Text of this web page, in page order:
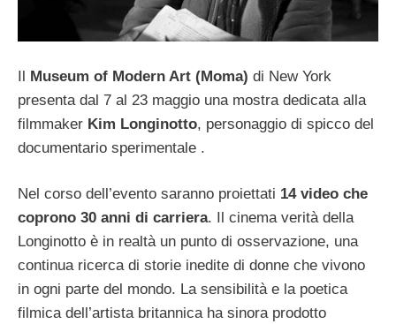
Il Museum of Modern Art (Moma) di New York
presenta dal 7 al 23 maggio una mostra dedicata alla
filmmaker Kim Longinotto, personaggio di spicco del
documentario sperimentale .
Nel corso dell’evento saranno proiettati 14 video che
coprono 30 anni di carriera. Il cinema verità della
Longinotto è in realtà un punto di osservazione, una
continua ricerca di storie inedite di donne che vivono
in ogni parte del mondo. La sensibilità e la poetica
filmica dell’artista britannica ha sinora prodotto